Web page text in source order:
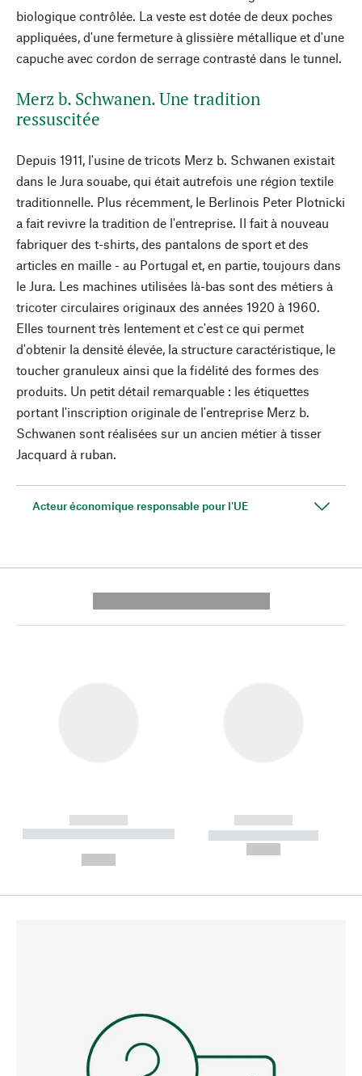
biologique contrôlée. La veste est dotée de deux poches
appliquées, d'une fermeture à glissière métallique et d'une
capuche avec cordon de serrage contrasté dans le tunnel.
Merz b. Schwanen. Une tradition
ressuscitée
Depuis 1911, l'usine de tricots Merz b. Schwanen existait
dans le Jura souabe, qui était autrefois une région textile
traditionnelle. Plus récemment, le Berlinois Peter Plotnicki
a fait revivre la tradition de l'entreprise. Il fait à nouveau
fabriquer des t-shirts, des pantalons de sport et des
articles en maille - au Portugal et, en partie, toujours dans
le Jura. Les machines utilisées là-bas sont des métiers à
tricoter circulaires originaux des années 1920 à 1960.
Elles tournent très lentement et c'est ce qui permet
d'obtenir la densité élevée, la structure caractéristique, le
toucher granuleux ainsi que la fidélité des formes des
produits. Un petit détail remarquable : les étiquettes
portant l'inscription originale de l'entreprise Merz b.
Schwanen sont réalisées sur un ancien métier à tisser
Jacquard à ruban.
Acteur économique responsable pour l'UE
------------
----------- ----------- --------
------------
----------- -----------